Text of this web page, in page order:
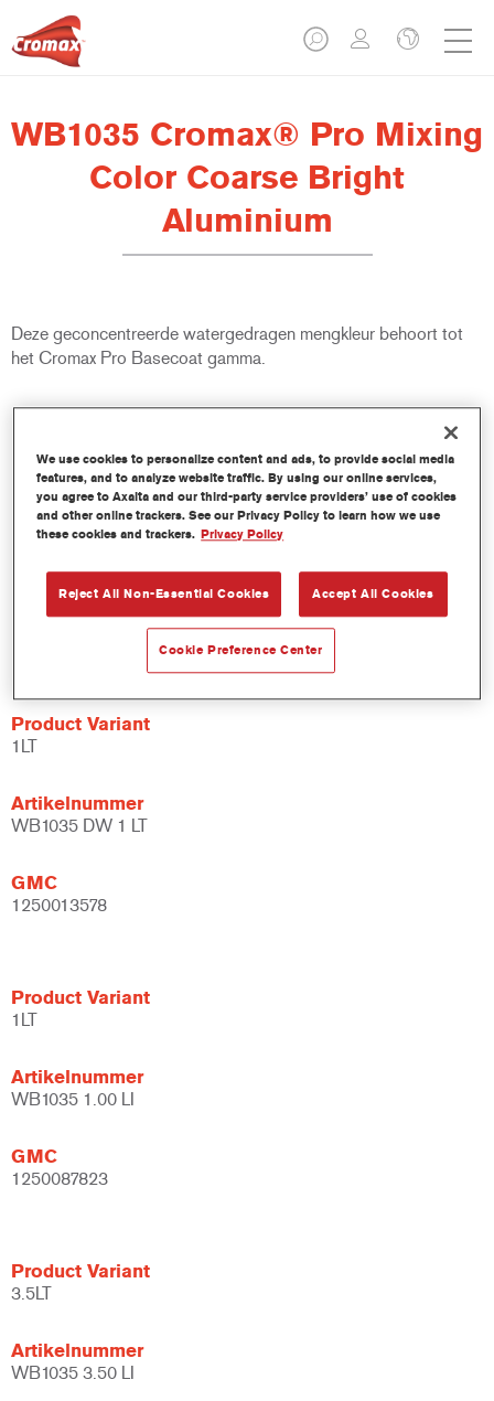
WB1035 Cromax® Pro Mixing
Color Coarse Bright
Aluminium
Deze geconcentreerde watergedragen mengkleur behoort tot
het Cromax Pro Basecoat gamma.
Product- eigenschappen
kleurovereenstemming.
Snel en zuinig gebruik; helpt de doorstroming en de
productiviteit te verbeteren.
Maakt deel uit van een gevestigd en uitgebreid kleur- en
Flexibel - kan gebruikt worden bij verschillende
klimaatomstandigheden en met verschillende
applicatietechnieken.
Product Variant
1LT
Artikelnummer
WB1035 DW 1 LT
GMC
1250013578
Product Variant
1LT
Artikelnummer
WB1035 1.00 LI
GMC
1250087823
Product Variant
3.5LT
Artikelnummer
WB1035 3.50 LI
We use cookies to personalize content and ads, to provide social media
features, and to analyze website traffic. By using our online services,
you agree to Axalta and our third-party service providers’ use of cookies
and other online trackers. See our Privacy Policy to learn how we use
these cookies and trackers. Privacy Policy
Reject All Non-Essential Cookies Accept All Cookies
Cookie Preference Center